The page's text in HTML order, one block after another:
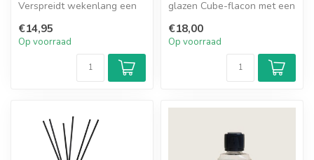
Verspreidt wekenlang een
zond...
€14,95
Op voorraad
glazen Cube-flacon met een
✓ Str...
€18,00
Op voorraad